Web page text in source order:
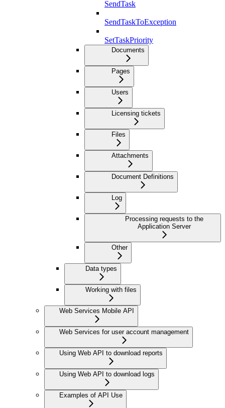
SendTask
SendTaskToException
SetTaskPriority
Documents
Pages
Users
Licensing tickets
Files
Attachments
Document Definitions
Log
Processing requests to the
Application Server
Other
Data types
Working with files
Web Services Mobile API
Web Services for user account management
Using Web API to download reports
Using Web API to download logs
Examples of API Use